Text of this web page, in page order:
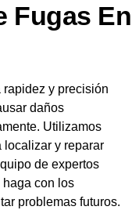
Fugas En
y precisión
daños
Utilizamos
localizar y reparar
de expertos
con los
problemas futuros.